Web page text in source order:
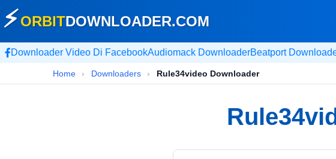
⚡ORBITDOWNLOADER.COM
Downloader Video Di FacebookAudiomack DownloaderBeatport
Home › Downloaders › Rule34video Downloader